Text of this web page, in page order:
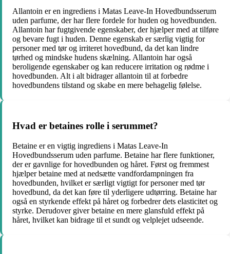
Allantoin er en ingrediens i Matas Leave-In Hovedbundsserum
uden parfume, der har flere fordele for huden og hovedbunden.
Allantoin har fugtgivende egenskaber, der hjælper med at tilføre
og bevare fugt i huden. Denne egenskab er særlig vigtig for
personer med tør og irriteret hovedbund, da det kan lindre
tørhed og mindske hudens skælning. Allantoin har også
beroligende egenskaber og kan reducere irritation og rødme i
hovedbunden. Alt i alt bidrager allantoin til at forbedre
hovedbundens tilstand og skabe en mere behagelig følelse.
Hvad er betaines rolle i serummet?
Betaine er en vigtig ingrediens i Matas Leave-In
Hovedbundsserum uden parfume. Betaine har flere funktioner,
der er gavnlige for hovedbunden og håret. Først og fremmest
hjælper betaine med at nedsætte vandfordampningen fra
hovedbunden, hvilket er særligt vigtigt for personer med tør
hovedbund, da det kan føre til yderligere udtørring. Betaine har
også en styrkende effekt på håret og forbedrer dets elasticitet og
styrke. Derudover giver betaine en mere glansfuld effekt på
håret, hvilket kan bidrage til et sundt og velplejet udseende.